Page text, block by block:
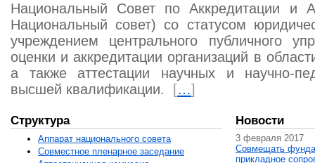
Национальный Совет по Аккредитации и
Национальный совет) со статусом
учреждением центрального публичного
оценки и аккредитации организаций в
а также аттестации научных и научно-
высшей квалификации.
[…]
Структура
Аппарат национального совета
Совместное пленарное заседание
Новости
3 февраля 2017
Совмещать
прикладное